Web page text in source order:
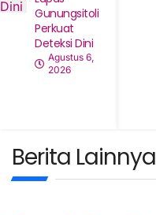
Gunungsitoli
Perkuat
Deteksi Dini
Agustus 6,
2026
Berita Lainnya